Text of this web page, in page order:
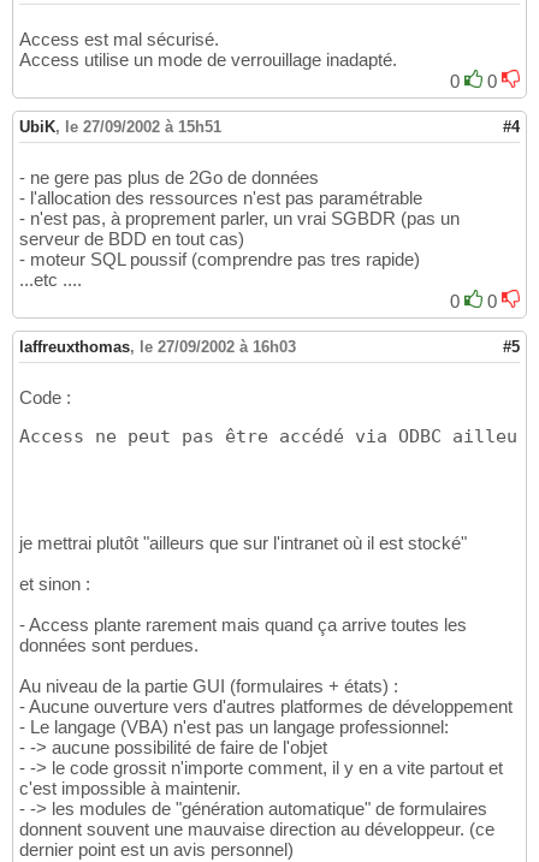
Access est mal sécurisé.
Access utilise un mode de verrouillage inadapté.
0
0
UbiK, le 27/09/2002 à 15h51 #4
- ne gere pas plus de 2Go de données
- l'allocation des ressources n'est pas paramétrable
- n'est pas, à proprement parler, un vrai SGBDR (pas un
serveur de BDD en tout cas)
- moteur SQL poussif (comprendre pas tres rapide)
...etc ....
0
0
laffreuxthomas, le 27/09/2002 à 16h03 #5
Code :
Access ne peut pas être accédé via ODBC
je mettrai plutôt "ailleurs que sur l'intranet où il est stocké"
et sinon :
- Access plante rarement mais quand ça arrive toutes les
données sont perdues.
Au niveau de la partie GUI (formulaires + états) :
- Aucune ouverture vers d'autres platformes de développement
- Le langage (VBA) n'est pas un langage professionnel:
- -> aucune possibilité de faire de l'objet
- -> le code grossit n'importe comment, il y en a vite partout et
c'est impossible à maintenir.
- -> les modules de "génération automatique" de formulaires
donnent souvent une mauvaise direction au développeur. (ce
dernier point est un avis personnel)